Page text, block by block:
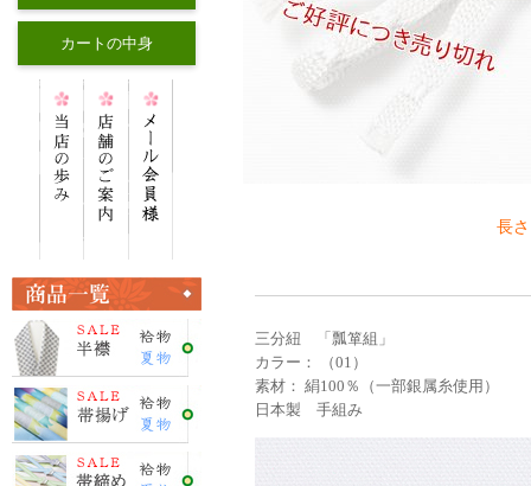
カートの中身
長
三分紐 「瓢箪組」
カラー： （01）
素材： 絹100％（一部銀属糸使用）
日本製 手組み